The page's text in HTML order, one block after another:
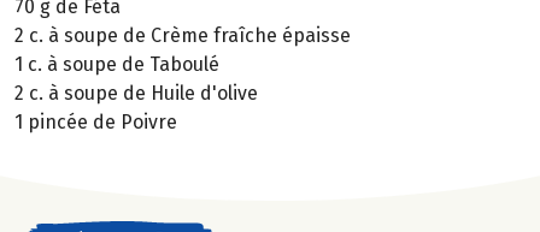
70 g de Féta
2 c. à soupe de Crème fraîche épaisse
1 c. à soupe de Taboulé
2 c. à soupe de Huile d'olive
1 pincée de Poivre